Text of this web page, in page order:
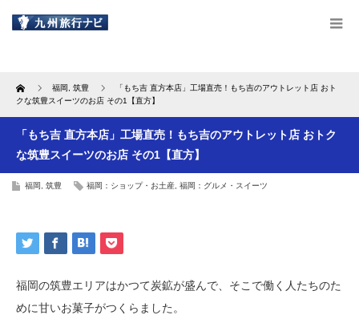
Home 福岡 筑豊
「もち吉 直方本店」工場直売！もち吉のアウトレット店 おト
クな筑豊スイーツのお店 その1【直方】
「もち吉 直方本店」工場直売！もち吉のアウトレット店 おトク
な筑豊スイーツのお店 その1【直方】
福岡 筑豊 福岡：ショップ・お土産 福岡：グルメ・スイーツ
福岡の筑豊エリアはかつて炭鉱が盛んで、そこで働く人たちのた
めに甘いお菓子がつくらました。